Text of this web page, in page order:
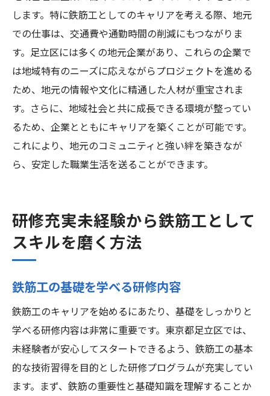
します。特に鉄筋工としてのキャリアを考える際、地元
での仕事は、交通費や通勤時間の削減にもつながりま
す。足立区には多くの地元企業があり、これらの企業で
は地域特有のニーズに応えながらプロジェクトを進める
ため、地元の情報や文化に精通した人材が重宝されま
す。さらに、地域社会と共に成長できる環境が整ってい
るため、企業とともにキャリアを築くことが可能です。
これにより、地元のコミュニティと強い絆を築きなが
ら、安定した職業生活を送ることができます。
研修充実未経験から鉄筋工として
スキルを磨く方法
鉄筋工の基礎を学べる研修内容
鉄筋工のキャリアを始めるにあたり、基礎をしっかりと
学べる研修内容は非常に重要です。東京都足立区では、
未経験者が安心してスタートできるよう、鉄筋工の基本
的な技術習得を目的とした研修プログラムが充実してい
ます。まず、鉄筋の重要性と基礎知識を理解することか